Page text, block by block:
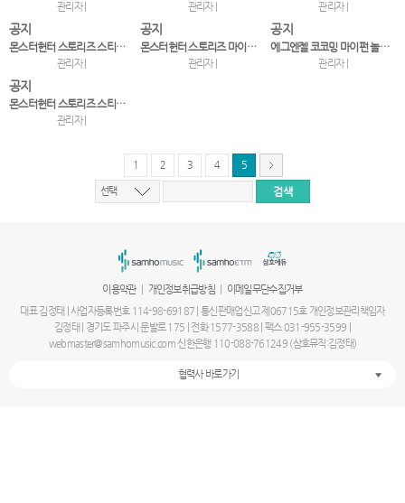
관리자 | 관리자 | 관리자 |
공지
몬스터헌터 스토리즈 스티커 놀이 ㄱㄴㄷ
관리자 |
공지
몬스터헌터 스토리즈 마이펀 놀이북
관리자 |
공지
에그엔젤 코코밍 마이펀 놀이북2
관리자 |
공지
몬스터헌터 스토리즈 스티커 놀이 123
관리자 |
1 2 3 4 5
선택
이용약관 개인정보취급방침
이메일무단수집거부
대표 김정태 | 사업자등록번호 114-98-69187 | 통신판매업신고 제06715호 개인정보관리책임자
김정태 | 경기도 파주시 문발로 175 | 전화 1577-3588 | 팩스 031-955-3599 |
webmaster@samhomusic.com 신한은행 110-088-761249 (삼호뮤직:김정태)
협력사 바로가기